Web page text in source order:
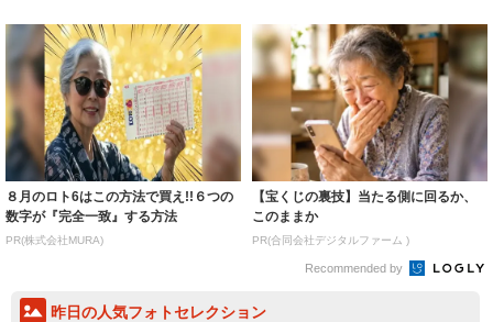
８月のロト6はこの方法で買え!!６つの
数字が『完全一致』する方法
PR(株式会社MURA)
【宝くじの裏技】当たる側に回るか、
このままか
PR(合同会社デジタルファーム )
Recommended by
昨日の人気フォトセレクション